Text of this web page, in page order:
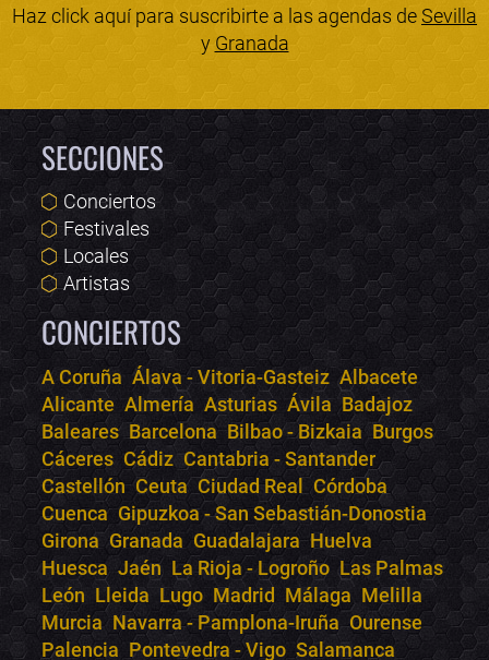
Haz click aquí para suscribirte a las agendas deSevilla
y Granada
SECCIONES
Conciertos
Festivales
Locales
Artistas
CONCIERTOS
A Coruña Álava - Vitoria-Gasteiz Albacete
Alicante Almería Asturias Ávila Badajoz
Baleares Barcelona Bilbao - Bizkaia Burgos
Cáceres Cádiz Cantabria - Santander
Castellón Ceuta Ciudad Real Córdoba
Cuenca Gipuzkoa - San Sebastián-Donostia
Girona Granada Guadalajara Huelva
Huesca Jaén La Rioja - Logroño Las Palmas
León Lleida Lugo Madrid Málaga Melilla
Murcia Navarra - Pamplona-Iruña Ourense
Palencia Pontevedra - Vigo Salamanca
Bololoco · conciertos.club
Online · Te ayudo a encontrar conciertos